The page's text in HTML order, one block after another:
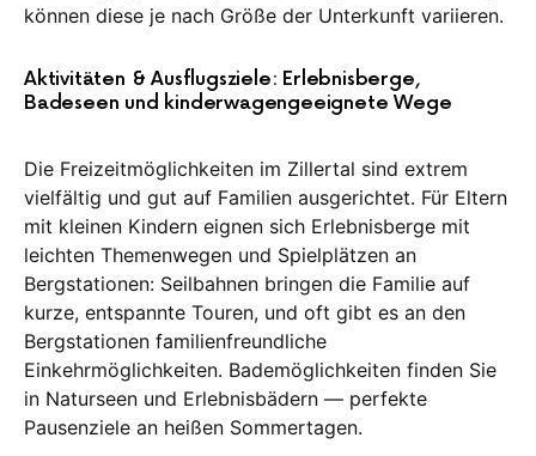
können diese je nach Größe der Unterkunft variieren.
Aktivitäten & Ausflugsziele: Erlebnisberge,
Badeseen und kinderwagengeeignete Wege
Die Freizeitmöglichkeiten im Zillertal sind extrem
vielfältig und gut auf Familien ausgerichtet. Für Eltern
mit kleinen Kindern eignen sich Erlebnisberge mit
leichten Themenwegen und Spielplätzen an
Bergstationen: Seilbahnen bringen die Familie auf
kurze, entspannte Touren, und oft gibt es an den
Bergstationen familienfreundliche
Einkehrmöglichkeiten. Bademöglichkeiten finden Sie
in Naturseen und Erlebnisbädern — perfekte
Pausenziele an heißen Sommertagen.